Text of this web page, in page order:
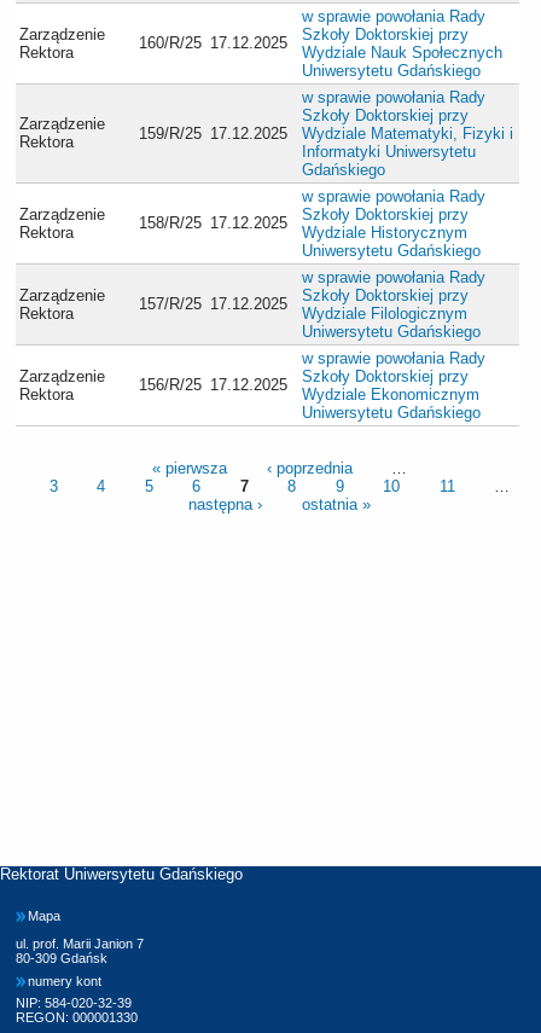
Zarządzenie
Rektora
160/R/25 17.12.2025
w sprawie powołania Rady
Szkoły Doktorskiej przy
Wydziale Nauk Społecznych
Uniwersytetu Gdańskiego
Zarządzenie
Rektora
159/R/25 17.12.2025
w sprawie powołania Rady
Szkoły Doktorskiej przy
Wydziale Matematyki, Fizyki i
Informatyki Uniwersytetu
Gdańskiego
Zarządzenie
Rektora
158/R/25 17.12.2025
w sprawie powołania Rady
Szkoły Doktorskiej przy
Wydziale Historycznym
Uniwersytetu Gdańskiego
Zarządzenie
Rektora
157/R/25 17.12.2025
w sprawie powołania Rady
Szkoły Doktorskiej przy
Wydziale Filologicznym
Uniwersytetu Gdańskiego
Zarządzenie
Rektora
156/R/25 17.12.2025
w sprawie powołania Rady
Szkoły Doktorskiej przy
Wydziale Ekonomicznym
Uniwersytetu Gdańskiego
« pierwsza ‹ poprzednia
3
4 5 6 7 8 9 10 11
następna ›
ostatnia »
Rektorat Uniwersytetu Gdańskiego
Mapa
ul. prof. Marii Janion 7
80-309 Gdańsk
numery kont
NIP: 584-020-32-39
REGON: 000001330